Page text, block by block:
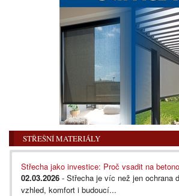
STŘEŠNÍ MATERIÁLY
Střecha jako investice: Proč vsadit na
02.03.2026 - Střecha je víc než jen ochrana
vzhled, komfort i budoucí...